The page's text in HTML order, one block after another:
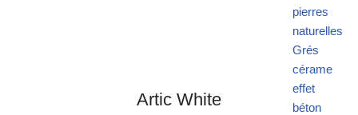
pierres
naturelles
Grés
cérame
effet
béton
Artic White